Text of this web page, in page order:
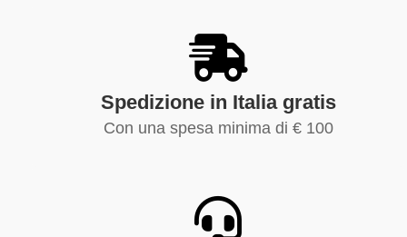
Spedizione in Italia gratis
Con una spesa minima di € 100